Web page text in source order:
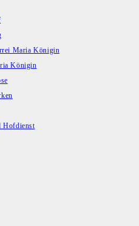
Maria Königin
Königin
Hofdienst